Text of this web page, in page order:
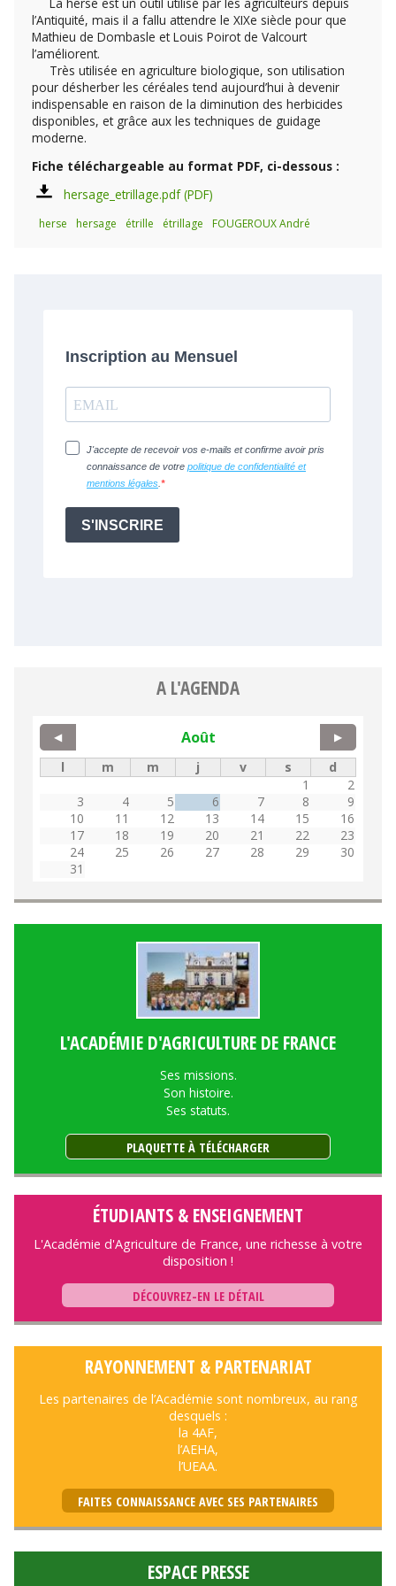
l’Antiquité, mais il a fallu attendre le XIXe siècle pour que
Mathieu de Dombasle et Louis Poirot de Valcourt
l’améliorent.
Très utilisée en agriculture biologique, son utilisation
pour désherber les céréales tend aujourd’hui à devenir
indispensable en raison de la diminution des herbicides
disponibles, et grâce aux les techniques de guidage
moderne.
Fiche téléchargeable au format PDF, ci-dessous :
hersage_etrillage.pdf
herse hersage étrille étrillage FOUGEROUX André
A L'AGENDA
Août
◀ ▶
l m m j v s
d
1
2
3
4 5 6 7 8
9
10
11 12 13 14 15
16
17
18 19 20 21 22
23
24
25 26 27 28 29
30
31
L'ACADÉMIE D'AGRICULTURE DE FRANCE
Ses missions.
Son histoire.
Ses statuts.
PLAQUETTE À TÉLÉCHARGER
ÉTUDIANTS & ENSEIGNEMENT
L'Académie d'Agriculture de France, une richesse à votre
disposition !
DÉCOUVREZ-EN LE DÉTAIL
RAYONNEMENT & PARTENARIAT
Les partenaires de l’Académie sont nombreux, au rang
desquels :
la 4AF,
l’AEHA,
l’UEAA.
FAITES CONNAISSANCE AVEC SES PARTENAIRES
ESPACE PRESSE